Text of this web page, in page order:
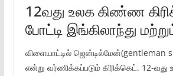
12வது உலக கிண்ண
போட்டி இங்கிலாந்து
விளையாட்டில் ஜென்டில்மேன்(gentleman
என்று வர்ணிக்கப்படும் கிரிக்கெட். 12-